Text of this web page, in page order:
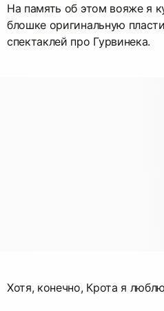
На память об этом вояже я
блошке оригинальную
спектаклей про Гурвинека.
Хотя, конечно, Крота я